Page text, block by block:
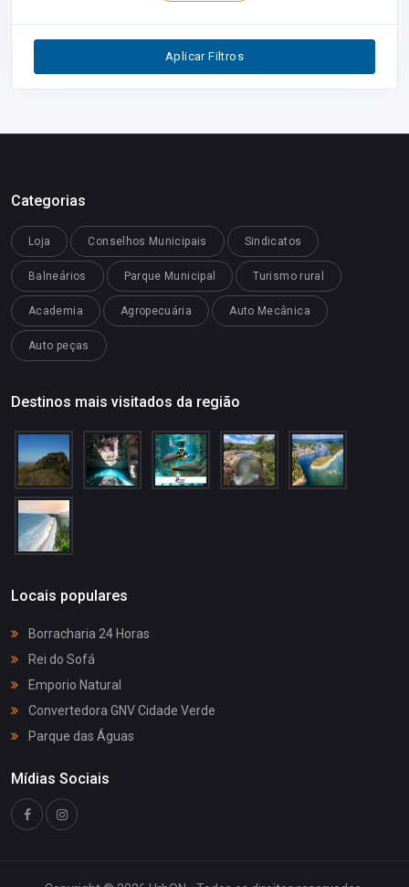
Aplicar Filtros
Categorias
Loja Conselhos Municipais Sindicatos
Balneários Parque Municipal Turismo rural
Academia Agropecuária Auto Mecânica
Auto peças
Destinos mais visitados da região
Locais populares
Borracharia 24 Horas
Rei do Sofá
Emporio Natural
Convertedora GNV Cidade Verde
Parque das Águas
Mídias Sociais